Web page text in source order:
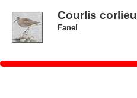
Courlis corlieu
Fanel